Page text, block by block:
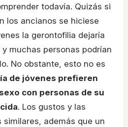
todavía. Quizás si
los ancianos se hiciese
la gerontofilia dejaría
muchas personas podrían
No obstante, esto no es
de jóvenes prefieren
con personas de su
. Los gustos y las
similares, además que un